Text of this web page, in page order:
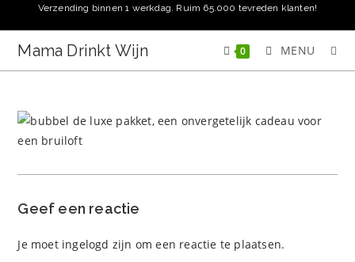
naar
inhoud
Verzending binnen 1 werkdag. Ruim 65.000 tevreden klanten!
Mama Drinkt Wijn 0 MENU
Geef een reactie
Je moet ingelogd zijn om een reactie te plaatsen.